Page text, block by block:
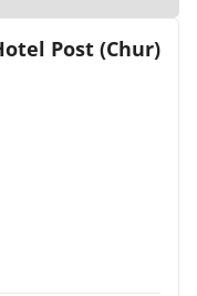
Post (Chur)